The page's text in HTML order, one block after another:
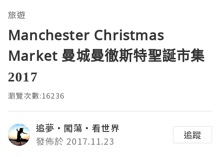
旅遊
Manchester Christmas
Market 曼城曼徹斯特聖誕市集
2017
瀏覽次數:16236
追夢‧闖蕩‧看世界
發佈於 2017.11.23
追蹤